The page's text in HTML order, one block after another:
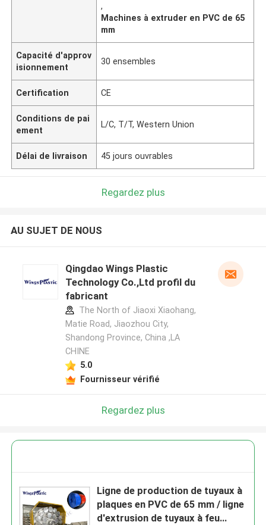
,
Machines à extruder en PVC de 65
mm
Capacité d'approv
isionnement
30 ensembles
Certification CE
Conditions de pai
ement
L/C, T/T, Western Union
Délai de livraison 45 jours ouvrables
Regardez plus
AU SUJET DE NOUS
Qingdao Wings Plastic
Technology Co.,Ltd profil du
fabricant
The North of Jiaoxi Xiaohang,
Matie Road, Jiaozhou City,
Shandong Province, China ,LA
CHINE
5.0
Fournisseur vérifié
Regardez plus
Ligne de production de tuyaux à
plaques en PVC de 65 mm / ligne
d'extrusion de tuyaux à feu